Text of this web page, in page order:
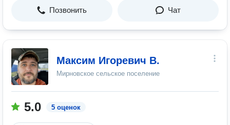
Позвонить Чат
Максим Игоревич В.
Мирновское сельское поселение
5.0 5 оценок